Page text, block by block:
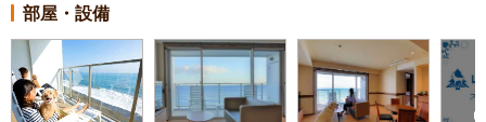
部屋・設備